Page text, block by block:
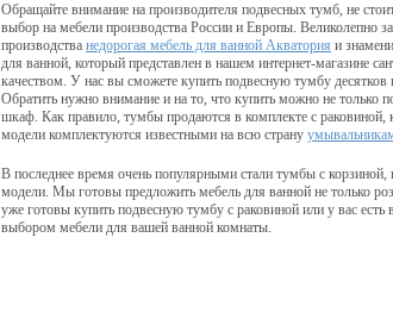
Обращайте внимание на производителя подвесных тумб, не
выбор на мебели производства России и Европы. Великолепно
производства недорогая мебель для ванной Акватория и
для ванной, который представлен в нашем интернет-магазине
качеством. У нас вы сможете купить подвесную тумбу
Обратить нужно внимание и на то, что купить можно не только
шкаф. Как правило, тумбы продаются в комплекте с раковиной,
модели комплектуются известными на всю страну
В последнее время очень популярными стали тумбы с корзиной,
модели. Мы готовы предложить мебель для ванной не только
уже готовы купить подвесную тумбу с раковиной или у вас
выбором мебели для вашей ванной комнаты.